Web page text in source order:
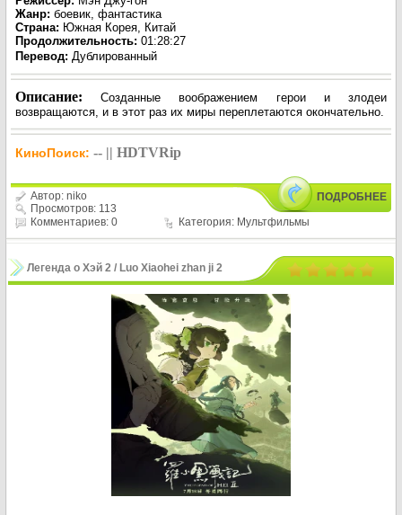
Жанр: боевик, фантастика
Страна: Южная Корея, Китай
Продолжительность: 01:28:27
Перевод: Дублированный
Описание: Созданные воображением герои и злодеи
возвращаются, и в этот раз их миры переплетаются окончательно.
КиноПоиск: -- || HDTVRip
ПОДРОБНЕЕ
Автор: niko
Просмотров: 113
Комментариев: 0
Категория: Мультфильмы
Легенда о Хэй 2 / Luo Xiaohei zhan ji 2